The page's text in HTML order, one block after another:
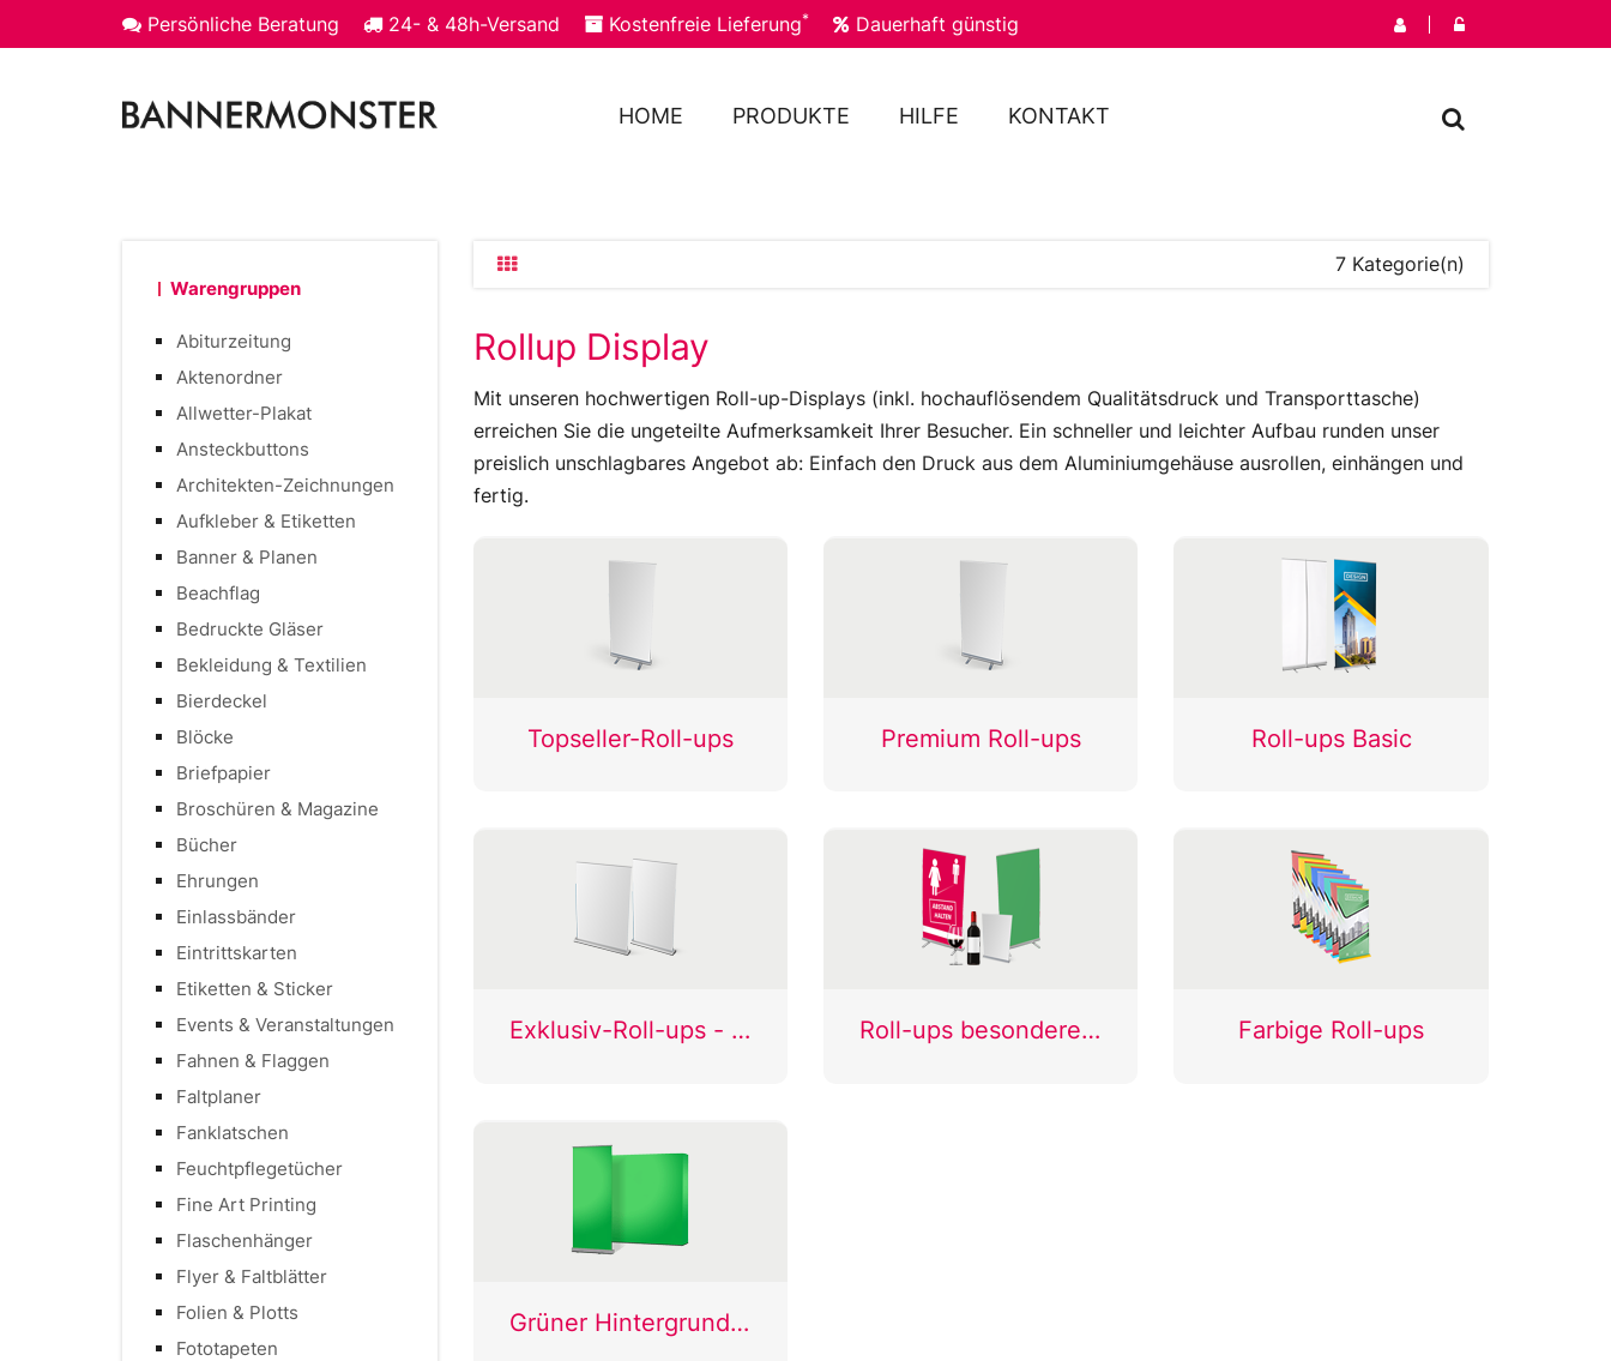
Persönliche Beratung 24- & 48h-Versand Kostenfreie Lieferung* Dauerhaft günstig
HOME PRODUKTE HILFE KONTAKT
Warengruppen
Abiturzeitung
Aktenordner
Allwetter-Plakat
Ansteckbuttons
Architekten-Zeichnungen
Aufkleber & Etiketten
Banner & Planen
Beachflag
Bedruckte Gläser
Bekleidung & Textilien
Bierdeckel
Blöcke
Briefpapier
Broschüren & Magazine
Bücher
Ehrungen
Einlassbänder
Eintrittskarten
Etiketten & Sticker
Events & Veranstaltungen
Fahnen & Flaggen
Faltplaner
Fanklatschen
Feuchtpflegetücher
Fine Art Printing
Flaschenhänger
Flyer & Faltblätter
Folien & Plotts
Fototapeten
7 Kategorie(n)
Rollup Display
Mit unseren hochwertigen Roll-up-Displays (inkl. hochauflösendem Qualitätsdruck und Transporttasche)
erreichen Sie die ungeteilte Aufmerksamkeit Ihrer Besucher. Ein schneller und leichter Aufbau runden unser
preislich unschlagbares Angebot ab: Einfach den Druck aus dem Aluminiumgehäuse ausrollen, einhängen und
fertig.
Topseller-Roll-ups Premium Roll-ups Roll-ups Basic
Exklusiv-Roll-ups - ein- und beidseitig Roll-ups besondere Anforderungen Farbige Roll-ups
Grüner Hintergrund Roll-Ups & Faltdisplays